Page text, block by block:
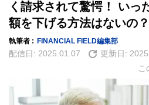
く請求されて驚愕！ いっ
額を下げる方法はないの？
執筆者 : FINANCIAL FIELD編集部
配信日: 2025.01.07 更新日:
こ